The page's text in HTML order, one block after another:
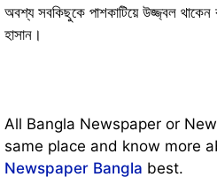
অবশ্য সবকিছুকে পাশকাটিয়ে উজ্জ্বল থাকেন
হাসান।
All Bangla Newspaper or
same place and know more
Newspaper Bangla best.